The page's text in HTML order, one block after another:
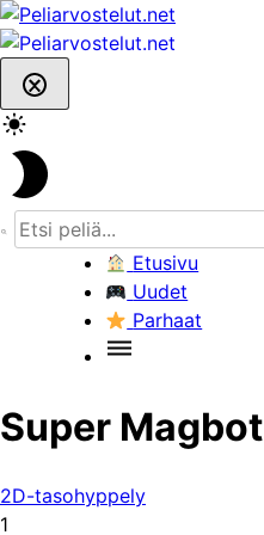
Skip
to
content
Etusivu
Uudet
Parhaat
Super Magbot
2D-tasohyppely
1